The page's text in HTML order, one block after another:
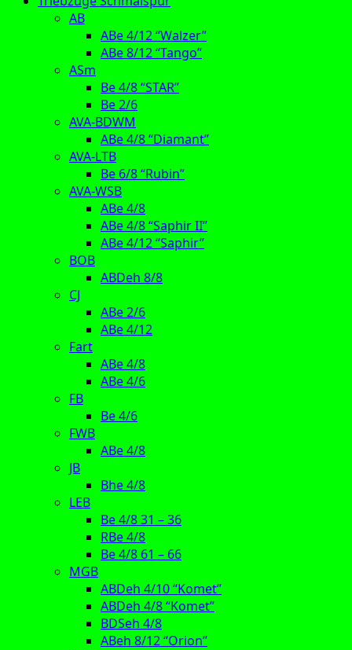
AB
ABe 4/12 “Walzer”
ABe 8/12 “Tango”
ASm
Be 4/8 “STAR”
Be 2/6
AVA-BDWM
ABe 4/8 “Diamant”
AVA-LTB
Be 6/8 “Rubin”
AVA-WSB
ABe 4/8
ABe 4/8 “Saphir II”
ABe 4/12 “Saphir”
BOB
ABDeh 8/8
CJ
ABe 2/6
ABe 4/12
Fart
ABe 4/8
ABe 4/6
FB
Be 4/6
FWB
ABe 4/8
JB
Bhe 4/8
LEB
Be 4/8 31 – 36
RBe 4/8
Be 4/8 61 – 66
MGB
ABDeh 4/10 “Komet”
ABDeh 4/8 “Komet”
BDSeh 4/8
ABeh 8/12 “Orion”